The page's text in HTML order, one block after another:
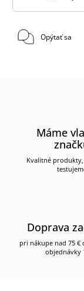
Opýtať sa
Máme
Kvalitné
Doprava
pri nákupe nad 75 €
objednávky